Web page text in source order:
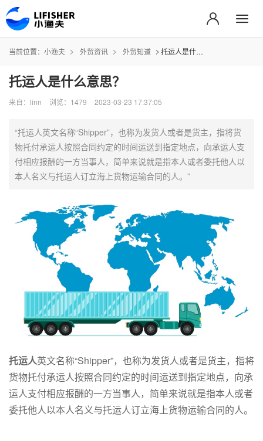
当前位置： 小渔夫 外贸资讯 外贸知道 托运人是什么意思？
托运人是什么意思？
来自：linn 浏览：1479 2023-03-23 17:37:05
“托运人英文名称“Shipper”，也称为发货人或者是货主，指将货
物托付承运人按照合同约定的时间运送到指定地点，向承运人支
付相应报酬的一方当事人，简单来说就是指本人或者委托他人以
本人名义与托运人订立海上货物运输合同的人。”
托运人英文名称“Shipper”，也称为发货人或者是货主，指将
货物托付承运人按照合同约定的时间运送到指定地点，向承
运人支付相应报酬的一方当事人，简单来说就是指本人或者
委托他人以本人名义与托运人订立海上货物运输合同的人。